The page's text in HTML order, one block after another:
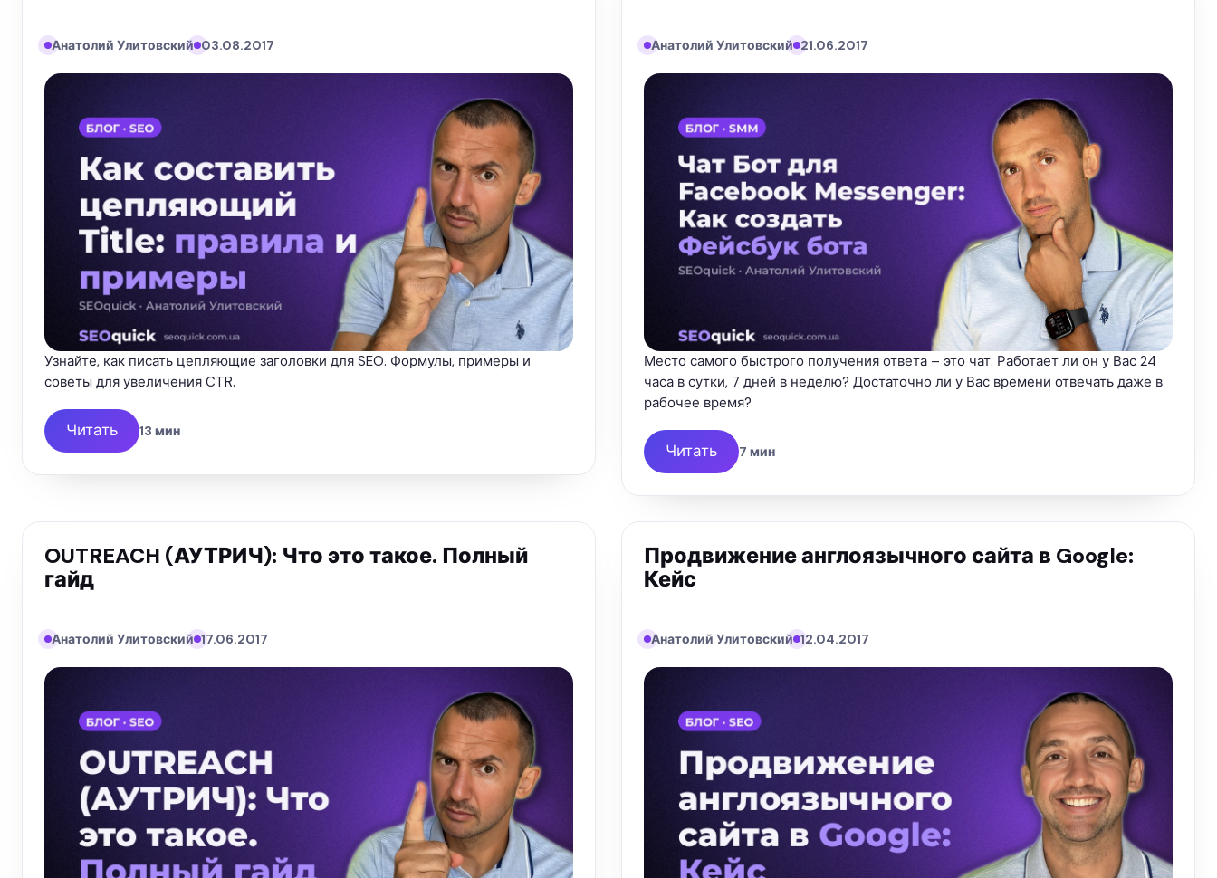
Анатолий Улитовский 03.08.2017
Узнайте, как писать цепляющие заголовки для SEO. Формулы, примеры и
советы для увеличения CTR.
Читать 13 мин
Анатолий Улитовский 21.06.2017
Место самого быстрого получения ответа – это чат. Работает ли он у Вас 24
часа в сутки, 7 дней в неделю? Достаточно ли у Вас времени отвечать даже в
рабочее время?
Читать 7 мин
OUTREACH (АУТРИЧ): Что это такое. Полный
гайд
Анатолий Улитовский 17.06.2017
Продвижение англоязычного сайта в Google:
Кейс
Анатолий Улитовский 12.04.2017